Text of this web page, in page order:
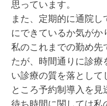
思っています。
また、定期的に通院
にできているか気がか
私のこれまでの勤め先
たが、時間通りに診療
い診療の質を落とし
ところ予約制導入を見
待ち時間に関しては私